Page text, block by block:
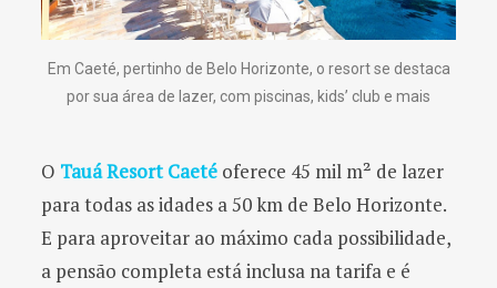
Em Caeté, pertinho de Belo Horizonte, o resort se destaca
por sua área de lazer, com piscinas, kids’ club e mais
O Tauá Resort Caeté oferece 45 mil m² de lazer
para todas as idades a 50 km de Belo Horizonte.
E para aproveitar ao máximo cada possibilidade,
a pensão completa está inclusa na tarifa e é